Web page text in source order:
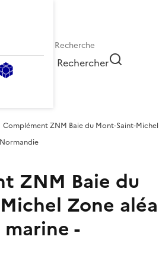
Rechercher
Complément ZNM Baie du Mont-Saint-Michel
ZNM Baie du
Zone aléa
-